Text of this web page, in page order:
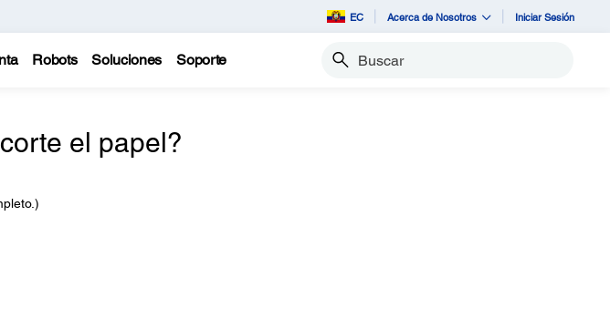
EC Acerca de Nosotros Iniciar Sesión
Robots Soluciones Soporte Buscar
el papel?